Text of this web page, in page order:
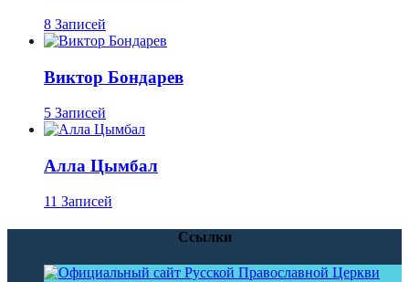
8 Записей
Виктор Бондарев
5 Записей
Алла Цымбал
11 Записей
Ссылки